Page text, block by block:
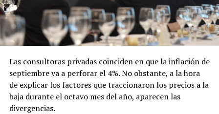
Las consultoras privadas coinciden en que la inflación de
septiembre va a perforar el 4%. No obstante, a la hora
de explicar los factores que traccionaron los precios a la
baja durante el octavo mes del año, aparecen las
divergencias.